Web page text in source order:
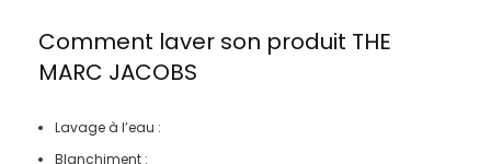
Comment laver son produit THE
MARC JACOBS
Lavage à l’eau :
Blanchiment :